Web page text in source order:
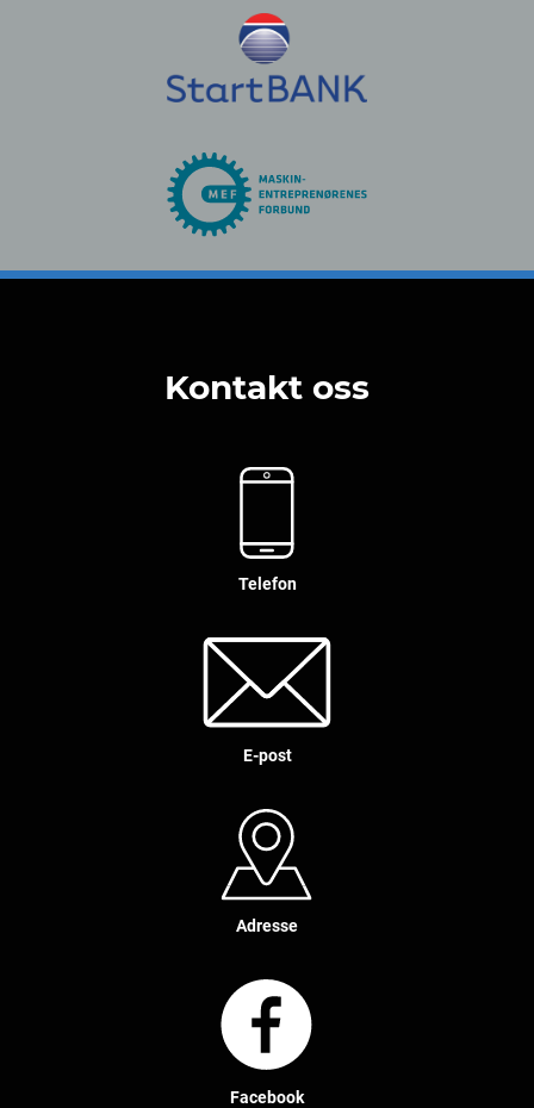
Kontakt oss
Telefon
E-post
Adresse
Facebook